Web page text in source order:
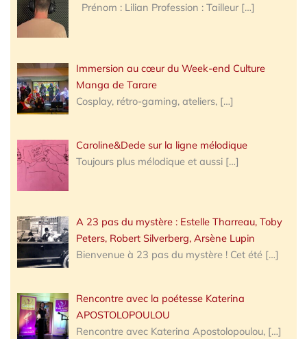
Prénom : Lilian Profession : Tailleur […]
Immersion au cœur du Week-end Culture
Manga de Tarare
Cosplay, rétro-gaming, ateliers, […]
Caroline&Dede sur la ligne mélodique
Toujours plus mélodique et aussi […]
A 23 pas du mystère : Estelle Tharreau, Toby
Peters, Robert Silverberg, Arsène Lupin
Bienvenue à 23 pas du mystère ! Cet été […]
Rencontre avec la poétesse Katerina
APOSTOLOPOULOU
Rencontre avec Katerina Apostolopoulou, […]